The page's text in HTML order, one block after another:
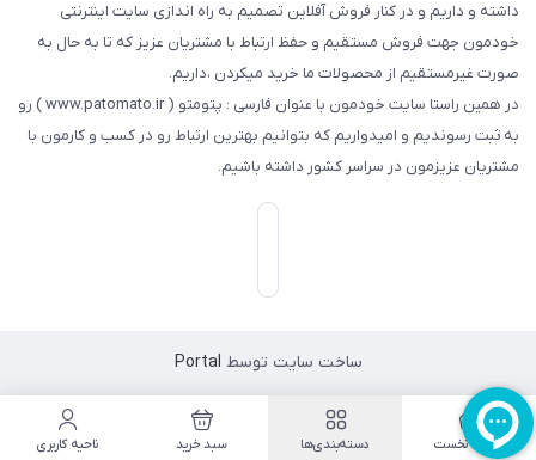
داشته و داریم و در کنار فروش آفلاین تصمیم به راه اندازی سایت اینترنتی
خودمون جهت فروش مستقیم و حفظ ارتباط با مشتریان عزیز که تا به حال به
صورت غیرمستقیم از محصولات ما خرید میکردن ،داریم.
در همین راستا سایت خودمون با عنوان فارسی : پتومتو ( www.patomato.ir ) رو
به ثبت رسوندیم و امیدواریم که بتوانیم بهترین ارتباط رو در کسب و کارمون با
مشتریان عزیزمون در سراسر کشور داشته باشیم.
ساخت سایت توسط Portal
صفحه نخست دسته‌بندی‌ها سبد خرید ناحیه کاربری